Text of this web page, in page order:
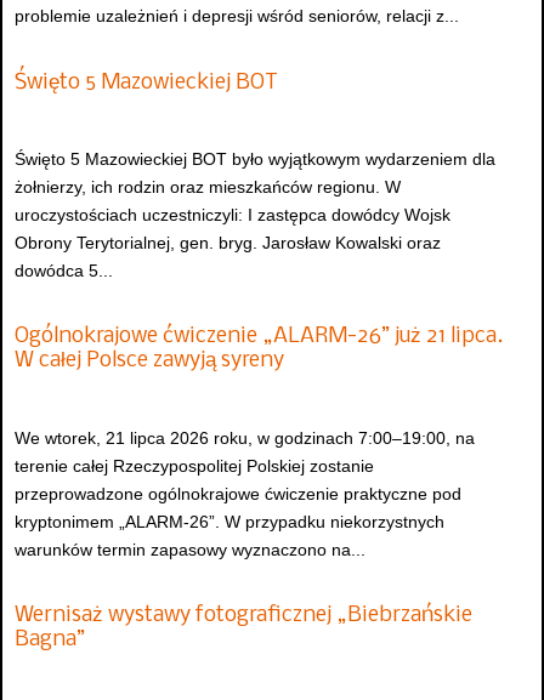
problemie uzależnień i depresji wśród seniorów, relacji z...
Święto 5 Mazowieckiej BOT
Święto 5 Mazowieckiej BOT było wyjątkowym wydarzeniem dla
żołnierzy, ich rodzin oraz mieszkańców regionu. W
uroczystościach uczestniczyli: I zastępca dowódcy Wojsk
Obrony Terytorialnej, gen. bryg. Jarosław Kowalski oraz
dowódca 5...
Ogólnokrajowe ćwiczenie „ALARM-26” już 21 lipca.
W całej Polsce zawyją syreny
We wtorek, 21 lipca 2026 roku, w godzinach 7:00–19:00, na
terenie całej Rzeczypospolitej Polskiej zostanie
przeprowadzone ogólnokrajowe ćwiczenie praktyczne pod
kryptonimem „ALARM-26”. W przypadku niekorzystnych
warunków termin zapasowy wyznaczono na...
Wernisaż wystawy fotograficznej „Biebrzańskie
Bagna”